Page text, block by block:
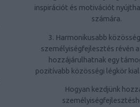
inspirációt és motivációt
számára.
3. Harmonikusabb
személyiségfejlesztés révén
hozzájárulhatnak egy
pozitívabb közösségi légkör
Hogyan kezdjünk